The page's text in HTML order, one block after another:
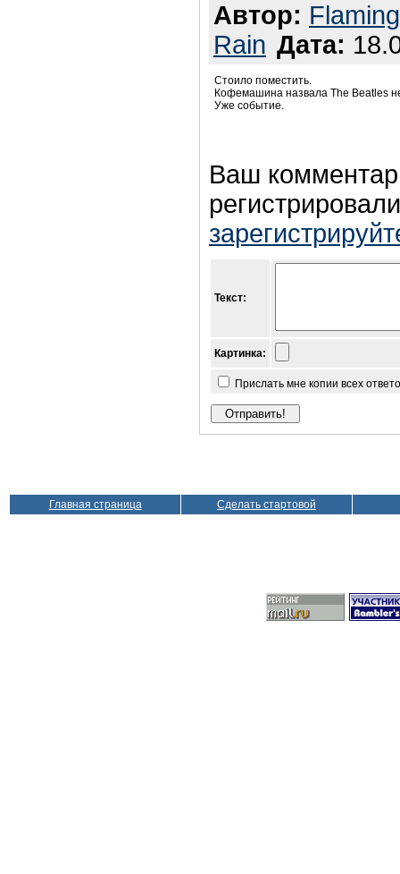
Автор: Flaming
Rain Дата:
Стоило поместить.
Кофемашина назвала The Beatles
Уже событие.
Ваш
Текст:
Картинка:
Прислать мне копии всех
Главная страница Сделать стартовой